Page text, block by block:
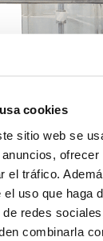
cookies
sitio web se
ofrecer
el tráfico.
el uso que haga
redes
combinarla